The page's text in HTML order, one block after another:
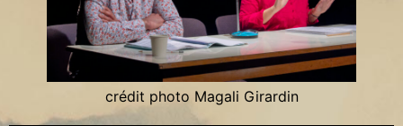
crédit photo Magali Girardin